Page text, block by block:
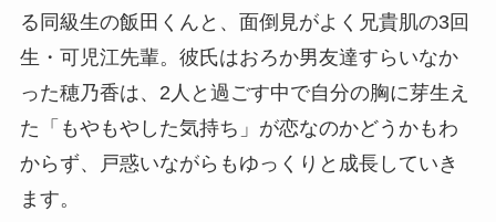
る同級生の飯田くんと、面倒見がよく兄貴肌の3回
生・可児江先輩。彼氏はおろか男友達すらいなか
った穂乃香は、2人と過ごす中で自分の胸に芽生え
た「もやもやした気持ち」が恋なのかどうかもわ
からず、戸惑いながらもゆっくりと成長していき
ます。